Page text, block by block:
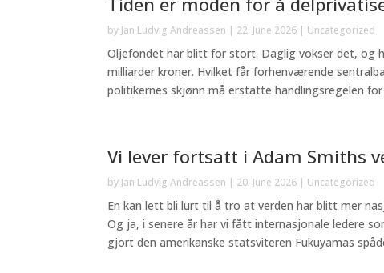
by Jan Ludvig Andreassen | 22. June 2026 | Uncategorized
Oljefondet har blitt for stort. Daglig vokser det, og
milliarder kroner. Hvilket får forhenværende
politikernes skjønn må erstatte handlingsregelen for
Vi lever fortsatt i Adam Smiths
by Jan Ludvig Andreassen | 20. June 2026 | Uncategorized
En kan lett bli lurt til å tro at verden har blitt mer
Og ja, i senere år har vi fått internasjonale ledere
gjort den amerikanske statsviteren Fukuyamas